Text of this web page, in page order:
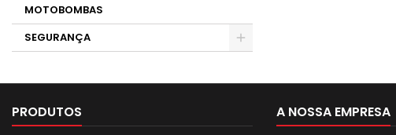
MOTOBOMBAS
SEGURANÇA
PRODUTOS A NOSSA EMPRESA